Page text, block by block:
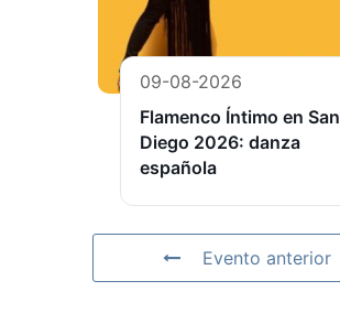
09-08-2026
Flamenco Íntimo en San
Diego 2026: danza
española
Evento anterior